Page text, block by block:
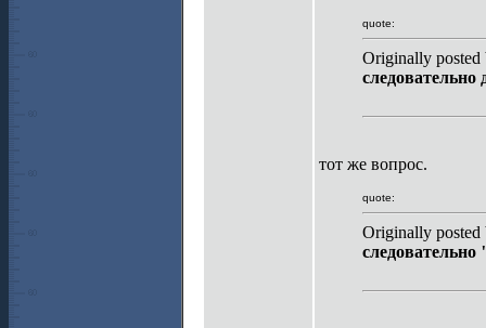
quote:
Originally
тот же вопрос.
quote:
Originally